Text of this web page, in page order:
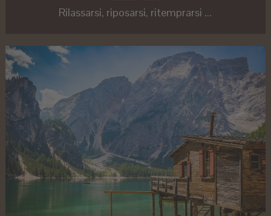
Rilassarsi, riposarsi, ritemprarsi ...